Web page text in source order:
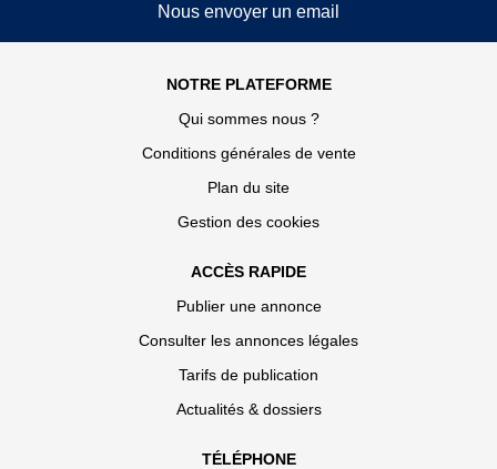
Nous envoyer un email
NOTRE PLATEFORME
Qui sommes nous ?
Conditions générales de vente
Plan du site
Gestion des cookies
ACCÈS RAPIDE
Publier une annonce
Consulter les annonces légales
Tarifs de publication
Actualités & dossiers
TÉLÉPHONE